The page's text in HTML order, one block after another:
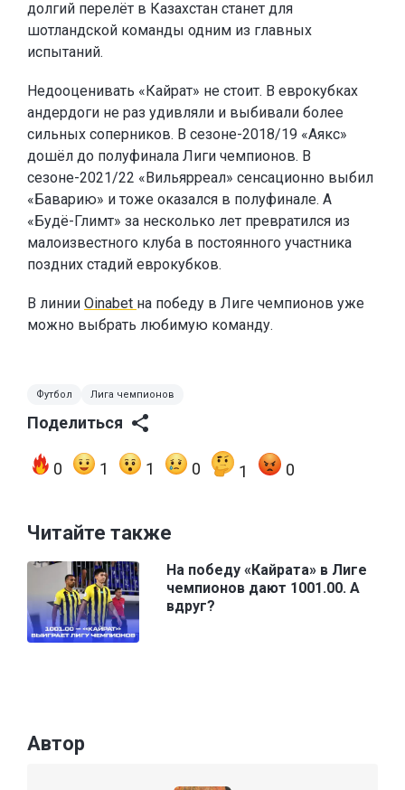
долгий перелёт в Казахстан станет для
шотландской команды одним из главных
испытаний.
Недооценивать «Кайрат» не стоит. В еврокубках
андердоги не раз удивляли и выбивали более
сильных соперников. В сезоне-2018/19 «Аякс»
дошёл до полуфинала Лиги чемпионов. В
сезоне-2021/22 «Вильярреал» сенсационно выбил
«Баварию» и тоже оказался в полуфинале. А
«Будё-Глимт» за несколько лет превратился из
малоизвестного клуба в постоянного участника
поздних стадий еврокубков.
В линии Oinabet на победу в Лиге чемпионов уже
можно выбрать любимую команду.
Футбол Лига чемпионов
Поделиться
0 1 1 0 1 0
Читайте также
На победу «Кайрата» в Лиге
чемпионов дают 1001.00. А
вдруг?
Автор